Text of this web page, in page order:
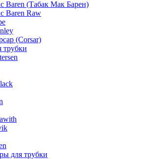
Baren (Табак Мак Барен)
Baren Raw
(Corsar)
трубки
для трубки